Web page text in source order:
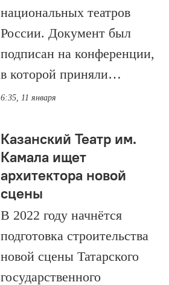
национальных театров
России. Документ был
подписан на конференции,
в которой приняли…
6:35, 11 января
Казанский Театр им.
Камала ищет
архитектора новой
сцены
В 2022 году начнётся
подготовка строительства
новой сцены Татарского
государственного